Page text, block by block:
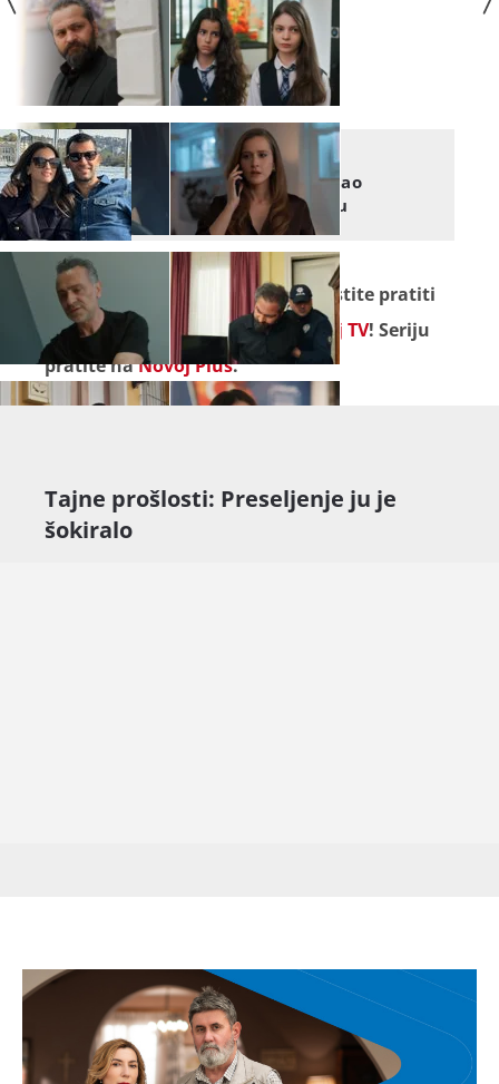
TAJNE PROŠLOSTI
Jeste li znali? Zamalo je imao
potpuno drugačiju karijeru
Seriju " Tajne prošlosti " ne propustite pratiti
od ponedjeljka do petka na
Novoj TV! Seriju
pratite naNovoj Plus.
Tajne prošlosti: Preseljenje ju je
šokiralo